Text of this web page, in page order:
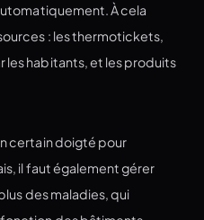
À cela
: les thermotickets,
les habitants, et les produits
certain doigté pour
il faut également gérer
des maladies, qui